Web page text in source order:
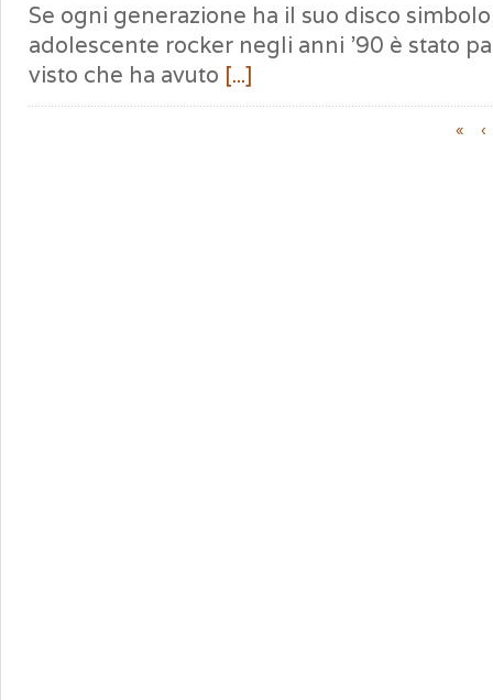
Se ogni generazione ha il suo disco
adolescente rocker negli anni ’90 è stato
visto che ha avuto [...]
« ‹